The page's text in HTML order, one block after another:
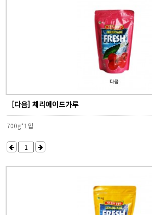
[다음] 체리에이드가루
700g*1입